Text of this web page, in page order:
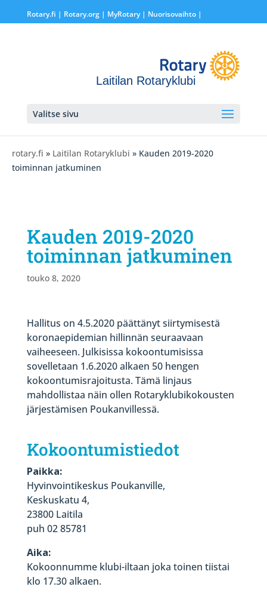
Rotary.fi | Rotary.org| MyRotary | Nuorisovaihto|
Laitilan Rotaryklubi
Valitse sivu
rotary.fi » Laitilan Rotaryklubi » Kauden 2019-2020
toiminnan jatkuminen
Kauden 2019-2020
toiminnan jatkuminen
touko 8, 2020
Hallitus on 4.5.2020 päättänyt siirtymisestä
koronaepidemian hillinnän seuraavaan
vaiheeseen. Julkisissa kokoontumisissa
sovelletaan 1.6.2020 alkaen 50 hengen
kokoontumisrajoitusta. Tämä linjaus
mahdollistaa näin ollen Rotaryklubikokousten
järjestämisen Poukanvillessä.
Kokoontumistiedot
Paikka:
Hyvinvointikeskus Poukanville,
Keskuskatu 4,
23800 Laitila
puh 02 85781
Aika:
Kokoonnumme klubi-iltaan joka toinen tiistai
klo 17.30 alkaen.